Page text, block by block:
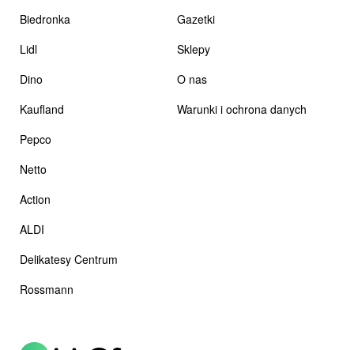
Biedronka
Lidl
Dino
Kaufland
Pepco
Netto
Action
ALDI
Delikatesy Centrum
Rossmann
Gazetki
Sklepy
O nas
Warunki i ochrona danych